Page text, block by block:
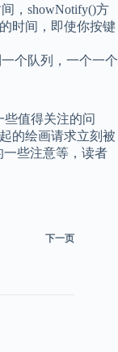
，showNotify()方
时间，即使你按键
个队列，一个一个
些值得关注的问
的绘画请求立刻被
一些注意等，读者
下一页